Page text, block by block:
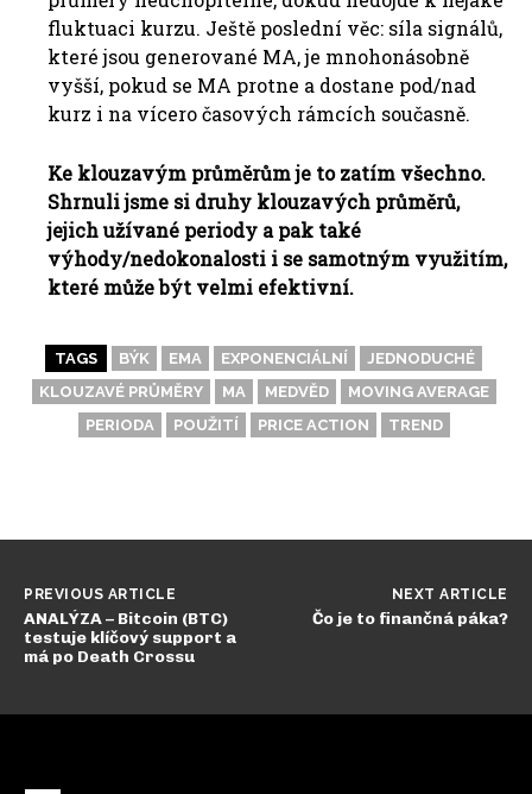
fluktuaci kurzu. Ještě poslední věc: síla signálů,
které jsou generované MA, je mnohonásobně
vyšší, pokud se MA protne a dostane pod/nad
kurz i na vícero časových rámcích současně.
Ke klouzavým průměrům je to zatím všechno.
Shrnuli jsme si druhy klouzavých průměrů,
jejich užívané periody a pak také
výhody/nedokonalosti i se samotným využitím,
které může být velmi efektivní.
TAGS BÝK EMA EXPONENCIÁLNÍ
JEDNODUCHÉ
KLOUZAVÉ PRŮMĚRY
MA MEDVĚD
MOVING AVERAGE
PERIODA
POUŽITÍ PRICE ACTION TREND
PREVIOUS ARTICLE
ANALÝZA – Bitcoin (BTC)
testuje klíčový support a
má po Death Crossu
NEXT ARTICLE
Čo je to finančná páka?